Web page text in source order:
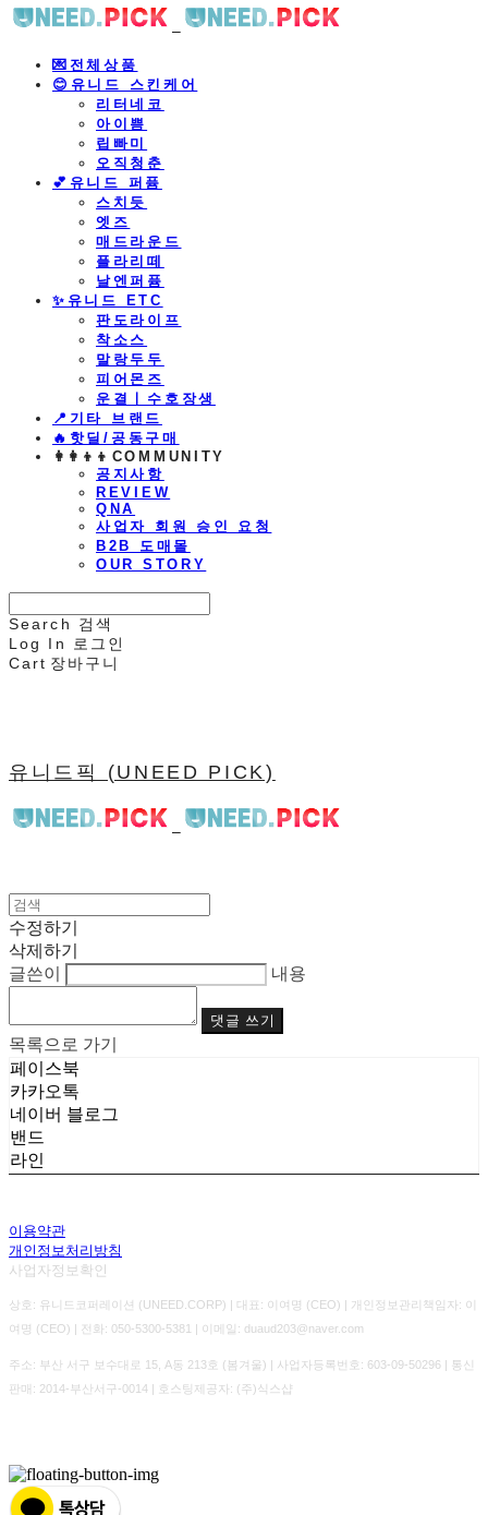
💌전체상품
😊유니드 스킨케어
리터네코
아이쁨
립빠미
오직청춘
💕유니드 퍼퓸
스치듯
엣즈
매드라운드
플라리떼
날엔퍼퓸
​✨유니드 ETC
판도라이프
착소스
말랑두두
피어몬즈
운결ㅣ수호장생
📍기타 브랜드
🔥핫딜/공동구매
👩‍👩‍👦‍👦COMMUNITY
공지사항
REVIEW
QNA
사업자 회원 승인 요청
B2B 도매몰
OUR STORY
Search
검색
Log In
로그인
Cart 장바구니
유니드픽 (UNEED PICK)
수정하기
삭제하기
글쓴이
내용
댓글 쓰기
목록으로 가기
페이스북
카카오톡
네이버 블로그
밴드
라인
이용약관
개인정보처리방침
사업자정보확인
상호: 유니드코퍼레이션 (UNEED.CORP) | 대표: 이여명 (CEO) | 개인정보관리책임자: 이
여명 (CEO) | 전화: 050-5300-5381 | 이메일: duaud203@naver.com
주소: 부산 서구 보수대로 15, A동 213호 (봄겨울) | 사업자등록번호: 603-09-50296 | 통신
판매: 2014-부산서구-0014 | 호스팅제공자: (주)식스샵